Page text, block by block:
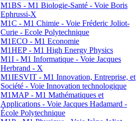
M1BS - M1 Biologie-Santé - Voie Boris
Ephrussi-X
M1C - M1 Chimie - Voie Fréderic Joliot-
Curie - Ecole Polytechnique
M1ECO - M1 Economie
M1HEP - M1 High Energy Physics
M1I - M1 Informatique - Voie Jacques
Herbrand - X
M1IESVIT - M1 Innovation, Entreprise, et
Société - Voie Innovation technologique
M1MAP - M1 Mathématiques et
Applications - Voie Jacques Hadamard -
École Polytechnique